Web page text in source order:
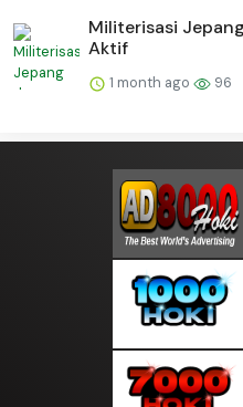
Militerisasi
Aktif
1 month ago 96